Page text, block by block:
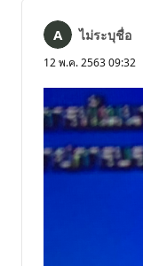
ไม่ระบุชื่อ
12 พ.ค. 2563 09:32